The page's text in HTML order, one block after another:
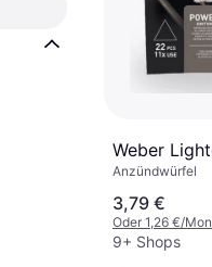
Weber
Anzündwürfel
3,79 €
Oder 1,26 €/
9+ Shops